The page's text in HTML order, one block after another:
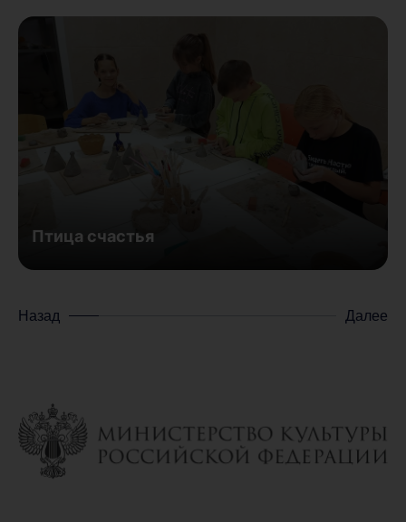
Птица счастья
Назад Далее